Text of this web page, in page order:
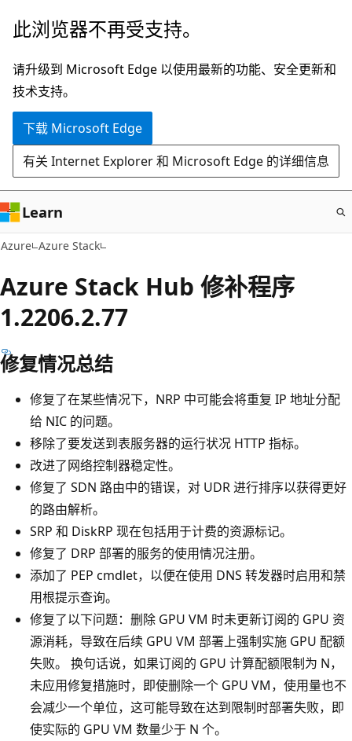
跳
主
要
内
此浏览器不再受支持。
请升级到 Microsoft Edge 以使用最新的功能、安全更新和
技术支持。
下载 Microsoft Edge
有关 Internet Explorer 和 Microsoft Edge 的详细信息
Learn
Azure Azure Stack
Azure Stack Hub 修补程序
1.2206.2.77
修复情况总结
修复了在某些情况下，NRP 中可能会将重复 IP 地址分配
给 NIC 的问题。
移除了要发送到表服务器的运行状况 HTTP 指标。
改进了网络控制器稳定性。
修复了 SDN 路由中的错误，对 UDR 进行排序以获得更好
的路由解析。
SRP 和 DiskRP 现在包括用于计费的资源标记。
修复了 DRP 部署的服务的使用情况注册。
添加了 PEP cmdlet，以便在使用 DNS 转发器时启用和禁
用根提示查询。
修复了以下问题：删除 GPU VM 时未更新订阅的 GPU 资
源消耗，导致在后续 GPU VM 部署上强制实施 GPU 配额
失败。 换句话说，如果订阅的 GPU 计算配额限制为 N，
未应用修复措施时，即使删除一个 GPU VM，使用量也不
会减少一个单位，这可能导致在达到限制时部署失败，即
使实际的 GPU VM 数量少于 N 个。